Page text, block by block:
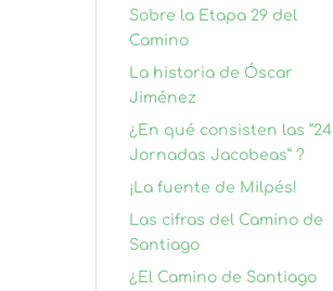
Sobre la Etapa 29 del
Camino
La historia de Óscar
Jiménez
¿En qué consisten las “24
Jornadas Jacobeas” ?
¡La fuente de Milpés!
Las cifras del Camino de
Santiago
¿El Camino de Santiago